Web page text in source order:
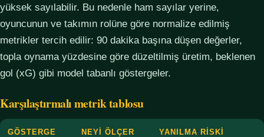
yüksek sayılabilir. Bu nedenle ham sayılar yerine,
oyuncunun ve takımın rolüne göre normalize edilmiş
metrikler tercih edilir: 90 dakika başına düşen değerler,
topla oynama yüzdesine göre düzeltilmiş üretim, beklenen
gol (xG) gibi model tabanlı göstergeler.
Karşılaştırmalı metrik tablosu
GÖSTERGE NEYI ÖLÇER YANILMA RISKI